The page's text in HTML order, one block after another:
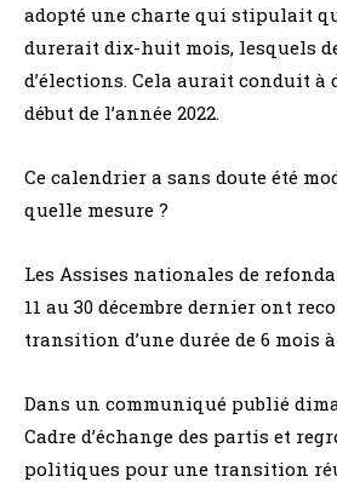
adopté une charte qui stipulait
durerait dix-huit mois, lesquels
d’élections. Cela aurait conduit à
début de l’année 2022.
Ce calendrier a sans doute été
quelle mesure ?
Les Assises nationales de
11 au 30 décembre dernier ont
transition d’une durée de 6 mois
Dans un communiqué publié
Cadre d’échange des partis et
politiques pour une transition